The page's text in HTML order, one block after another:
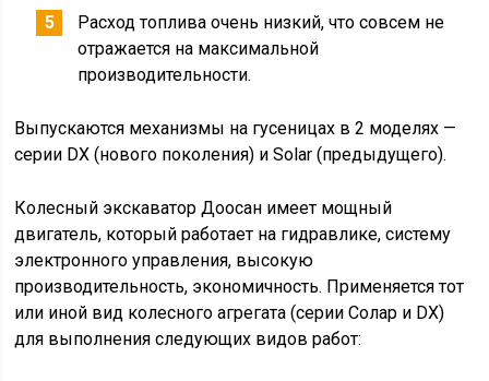
Расход топлива очень низкий, что совсем не
отражается на максимальной
производительности.
Выпускаются механизмы на гусеницах в 2 моделях —
серии DX (нового поколения) и Solar (предыдущего).
Колесный экскаватор Доосан имеет мощный
двигатель, который работает на гидравлике, систему
электронного управления, высокую
производительность, экономичность. Применяется тот
или иной вид колесного агрегата (серии Солар и DX)
для выполнения следующих видов работ: